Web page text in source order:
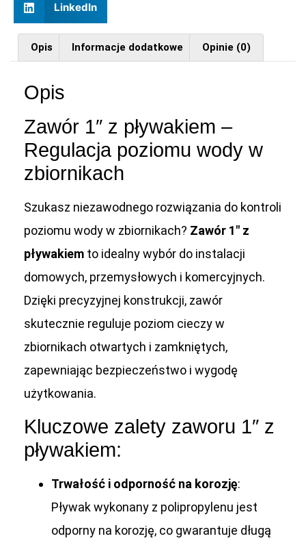
LinkedIn
Opis Informacje dodatkowe Opinie (0)
Opis
Zawór 1″ z pływakiem –
Regulacja poziomu wody w
zbiornikach
Szukasz niezawodnego rozwiązania do kontroli
poziomu wody w zbiornikach? Zawór 1″ z
pływakiem to idealny wybór do instalacji
domowych, przemysłowych i komercyjnych.
Dzięki precyzyjnej konstrukcji, zawór
skutecznie reguluje poziom cieczy w
zbiornikach otwartych i zamkniętych,
zapewniając bezpieczeństwo i wygodę
użytkowania.
Kluczowe zalety zaworu 1″ z
pływakiem:
Trwałość i odporność na korozję:
Pływak wykonany z polipropylenu jest
odporny na korozję, co gwarantuje długą